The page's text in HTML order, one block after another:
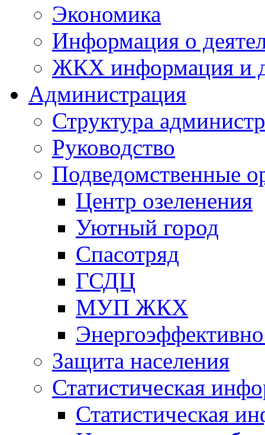
Экономика
Информация о
ЖКХ информация и
Администрация
Структура
Руководство
Подведомственные
Центр озеленения
Уютный город
Спасотряд
ГСДЦ
МУП ЖКХ
Защита населения
Статистическая
Статистическая